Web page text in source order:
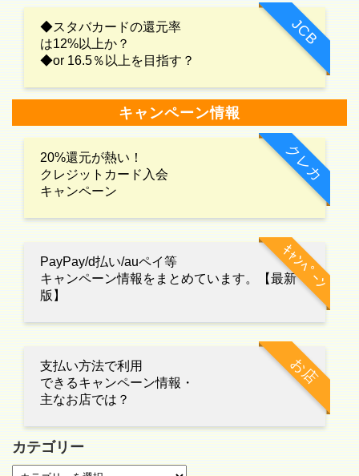
JCB
◆スタバカードの還元率
は12%以上か？
◆or 16.5％以上を目指す？
キャンペーン情報
クレカ
20%還元が熱い！
クレジットカード入会
キャンペーン
ｷｬﾝﾍﾟｰﾝ
PayPay/d払い/auペイ等
キャンペーン情報をまとめています。【最新
版】
お店
支払い方法で利用
できるキャンペーン情報・
主なお店では？
カテゴリー